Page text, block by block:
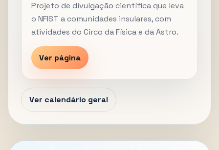
Projeto de divulgação científica que leva
o NFIST a comunidades insulares, com
atividades do Circo da Física e da Astro.
Ver página
Ver calendário geral